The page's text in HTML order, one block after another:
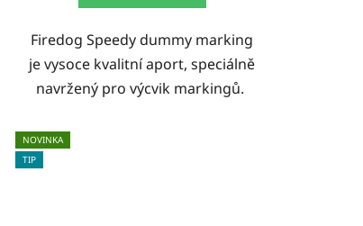
Firedog Speedy dummy marking
je vysoce kvalitní aport, speciálně
navržený pro výcvik markingů.
NOVINKA
TIP